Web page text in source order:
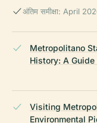
अंतिम समीक्षा: April
Metropolitano
History: A
Visiting
Environmental